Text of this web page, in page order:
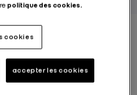
les projets de recherche
visant à
de ses véhicules
politique des cookies.
cookies
accepter les cookies